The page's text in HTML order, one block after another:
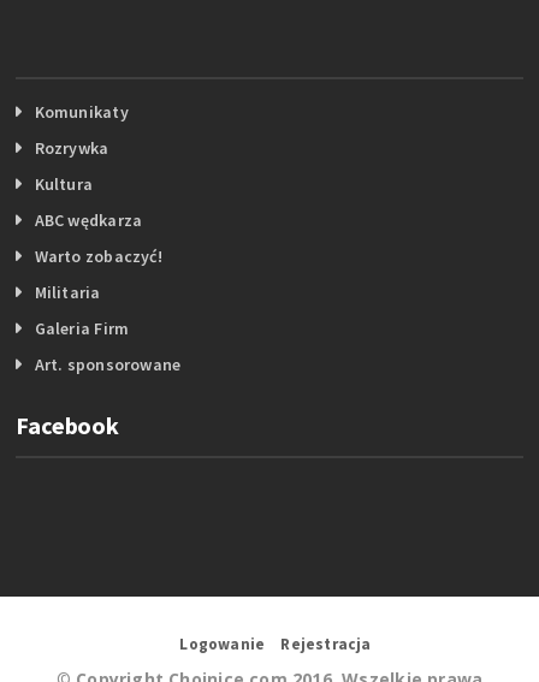
Komunikaty
Rozrywka
Kultura
ABC wędkarza
Warto zobaczyć!
Militaria
Galeria Firm
Art. sponsorowane
Facebook
Logowanie Rejestracja